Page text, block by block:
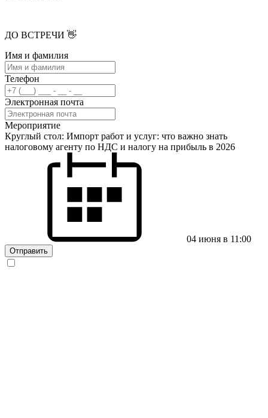
ДО ВСТРЕЧИ 👋
Имя и фамилия
Телефон
Электронная почта
Мероприятие
Круглый стол: Импорт работ и услуг: что важно знать
налоговому агенту по НДС и налогу на прибыль в 2026
04 июня в 11:00
Отправить